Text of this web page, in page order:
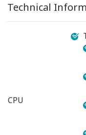
Technical
CPU